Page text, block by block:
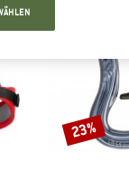
Rabatt
23%